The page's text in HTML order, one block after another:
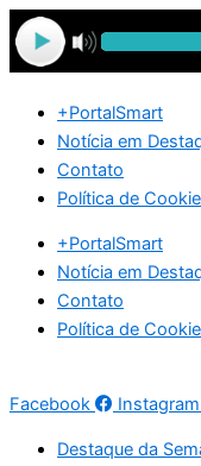
Ir
para
o
+PortalSmart
Notícia em
Contato
Política de
+PortalSmart
Notícia em
Contato
Política de
Facebook
Instagram
Destaque da